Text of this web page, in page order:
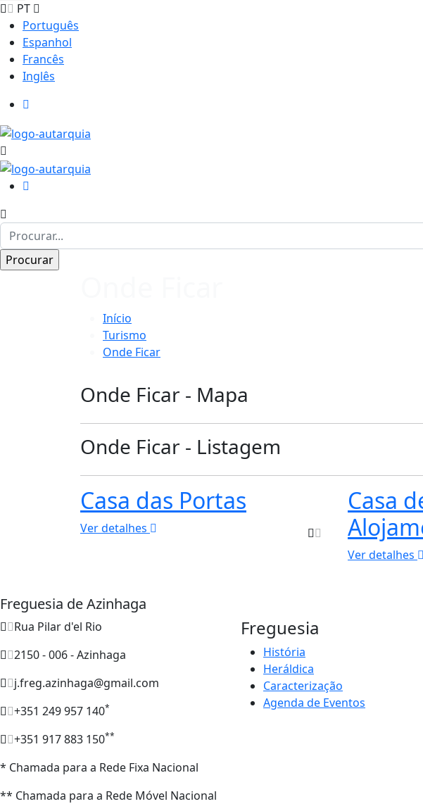
PT
Português
Espanhol
Francês
Inglês
Início
Turismo
Onde Ficar
Onde Ficar - Mapa
Onde Ficar - Listagem
Casa das Portas
Ver detalhes
Casa
Ver detalhes
Freguesia de Azinhaga
Rua Pilar d'el Rio
2150 - 006 - Azinhaga
j.freg.azinhaga@gmail.com
+351 249 957 140*
+351 917 883 150**
* Chamada para a Rede Fixa Nacional
** Chamada para a Rede Móvel Nacional
Freguesia
História
Heráldica
Caracterização
Agenda de Eventos